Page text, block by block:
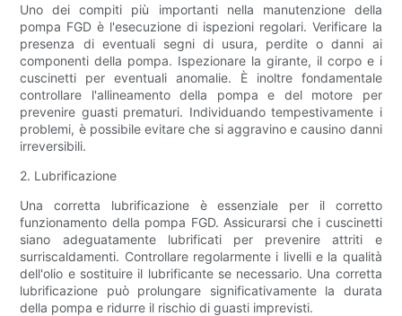
Uno dei compiti più importanti nella manutenzione della
pompa FGD è l'esecuzione di ispezioni regolari. Verificare la
presenza di eventuali segni di usura, perdite o danni ai
componenti della pompa. Ispezionare la girante, il corpo e i
cuscinetti per eventuali anomalie. È inoltre fondamentale
controllare l'allineamento della pompa e del motore per
prevenire guasti prematuri. Individuando tempestivamente i
problemi, è possibile evitare che si aggravino e causino danni
irreversibili.
2. Lubrificazione
Una corretta lubrificazione è essenziale per il corretto
funzionamento della pompa FGD. Assicurarsi che i cuscinetti
siano adeguatamente lubrificati per prevenire attriti e
surriscaldamenti. Controllare regolarmente i livelli e la qualità
dell'olio e sostituire il lubrificante se necessario. Una corretta
lubrificazione può prolungare significativamente la durata
della pompa e ridurre il rischio di guasti imprevisti.